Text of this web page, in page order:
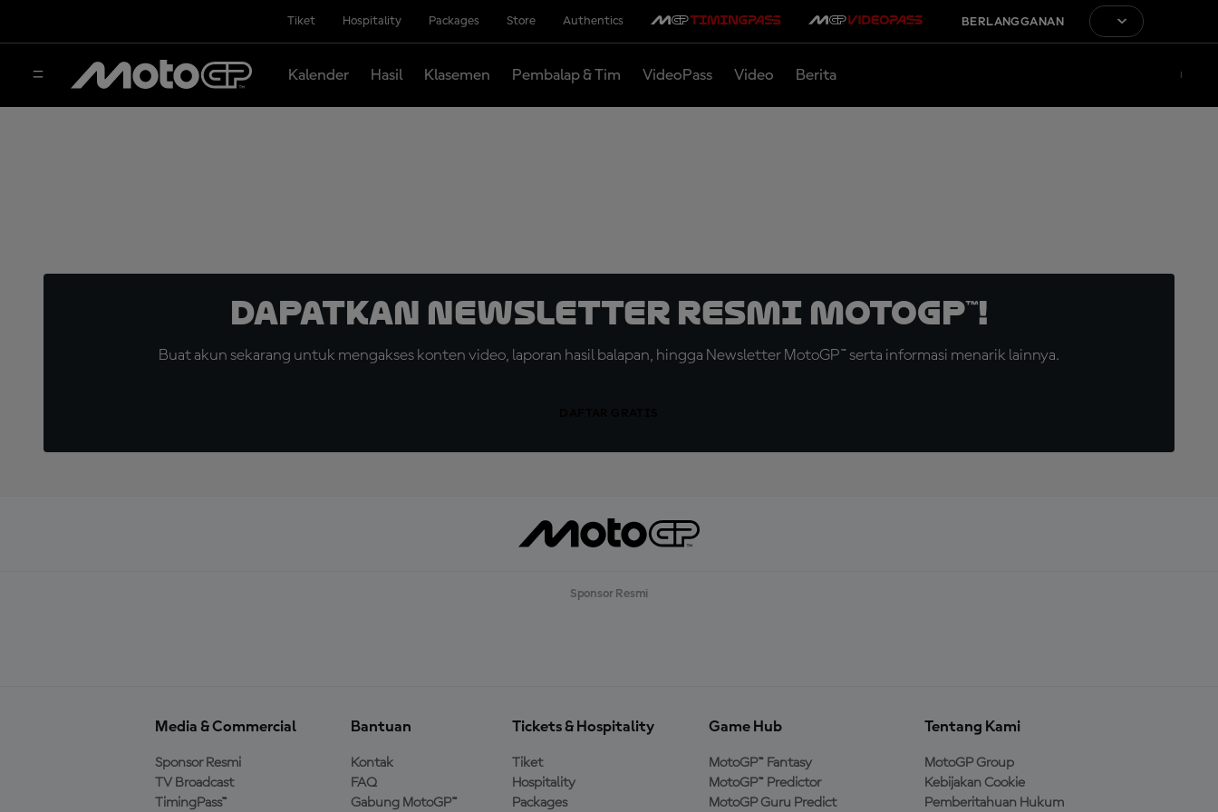
Tiket Hospitality Packages Store Authentics BERLANGGANAN
Kalender Hasil Klasemen Pembalap & Tim VideoPass Video Berita
Dapatkan Newsletter Resmi MotoGP™!
Buat akun sekarang untuk mengakses konten video, laporan hasil balapan, hingga Newsletter MotoGP™ serta informasi menarik lainnya.
Sponsor Resmi
Media & Commercial
Sponsor Resmi
TV Broadcast
TimingPass™
Bantuan
Kontak
FAQ
Gabung MotoGP™
Tickets & Hospitality
Tiket
Hospitality
Packages
Game Hub
MotoGP™ Fantasy
MotoGP™ Predictor
MotoGP Guru Predict
Tentang Kami
MotoGP Group
Kebijakan Cookie
Pemberitahuan Hukum